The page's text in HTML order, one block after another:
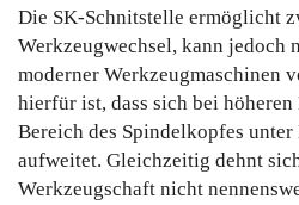
Die SK-Schnitstelle ermöglicht
Werkzeugwechsel, kann
moderner Werkzeugmaschinen
hierfür ist, dass sich bei
Bereich des Spindelkopfes
aufweitet. Gleichzeitig dehnt
Werkzeugschaft nicht